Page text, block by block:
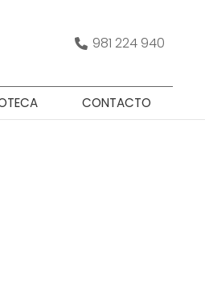
981 224 940
CONTACTO